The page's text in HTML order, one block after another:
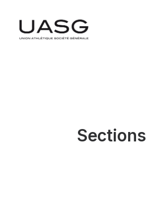
Sections